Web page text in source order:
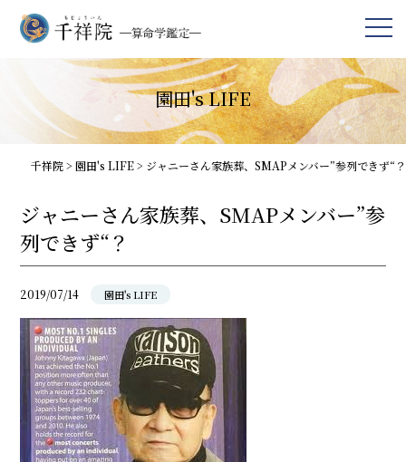
園田's LIFE
千祥院> 園田's LIFE> ジャニーさん家族葬、SMAPメンバー”参列できず“？
ジャニーさん家族葬、SMAPメンバー”参
列できず“？
2019/07/14 園田's LIFE